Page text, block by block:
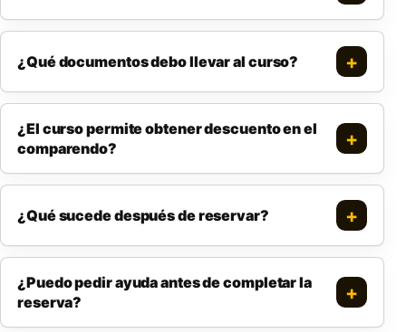
¿Qué documentos debo llevar al curso?
¿El curso permite obtener descuento en el
comparendo?
¿Qué sucede después de reservar?
¿Puedo pedir ayuda antes de completar la
reserva?